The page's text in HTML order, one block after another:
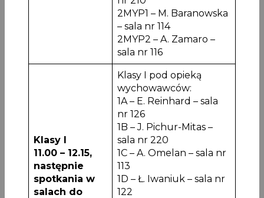
2MYP1 – M. Baranowska
– sala nr 114
2MYP2 – A. Zamaro –
sala nr 116
Klasy I
11.00 – 12.15,
następnie
spotkania w
salach do
Klasy I pod opieką
wychowawców:
1A – E. Reinhard – sala
nr 126
1B – J. Pichur-Mitas –
sala nr 220
1C – A. Omelan – sala nr
113
1D – Ł. Iwaniuk – sala nr
122